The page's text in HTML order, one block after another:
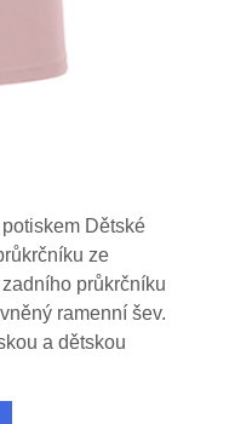
Dětské
ze
průkrčníku
ramenní šev.
a dětskou